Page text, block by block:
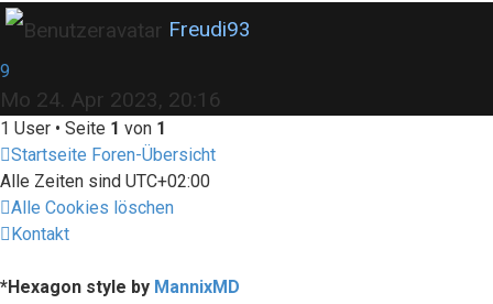
Freudi93
9
Mo 24. Apr 2023, 20:16
1 User • Seite 1 von 1
Startseite Foren-Übersicht
Alle Zeiten sind UTC+02:00
Alle Cookies löschen
Kontakt
*Hexagon style by MannixMD